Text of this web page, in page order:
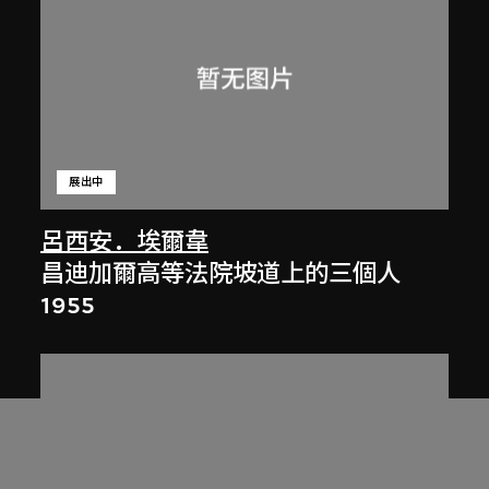
呂西安．埃爾韋
展出中
昌迪加爾高等法院坡道上的三個人
1955